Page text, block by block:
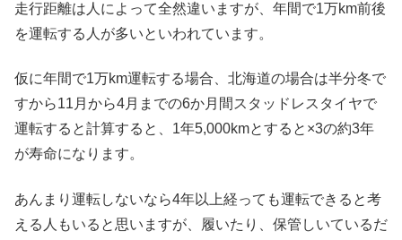
走行距離は人によって全然違いますが、年間で1万km前後
を運転する人が多いといわれています。
仮に年間で1万km運転する場合、北海道の場合は半分冬で
すから11月から4月までの6か月間スタッドレスタイヤで
運転すると計算すると、1年5,000kmとすると×3の約3年
が寿命になります。
あんまり運転しないなら4年以上経っても運転できると考
える人もいると思いますが、履いたり、保管しいているだ